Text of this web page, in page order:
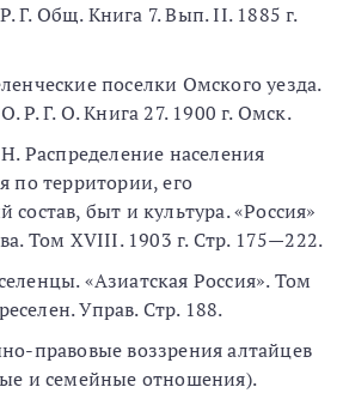
Г. Общ. Книга 7. Вып. II. 1885 г.
поселки Омского уезда.
Р. Г. О. Книга 27. 1900 г. Омск.
Распределение населения
по территории, его
состав, быт и культура. «Россия»
Том XVIII. 1903 г. Стр. 175—222.
«Азиатская Россия». Том
Управ. Стр. 188.
правовые воззрения алтайцев
и семейные отношения).